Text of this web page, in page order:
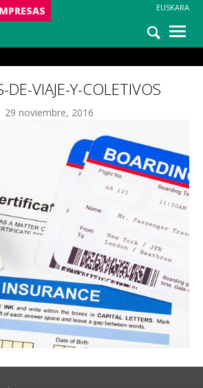
EUSKARA
NOTICIAS
DE-VIAJE-Y-COLETIVOS
29 noviembre, 2016